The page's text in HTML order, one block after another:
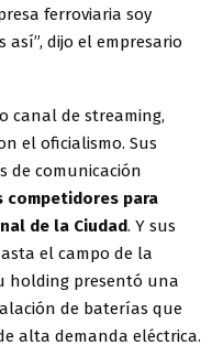
ferroviaria soy
dijo el empresario
canal de streaming,
el oficialismo. Sus
de comunicación
competidores para
de la Ciudad. Y sus
el campo de la
holding presentó una
de baterías que
alta demanda eléctrica.